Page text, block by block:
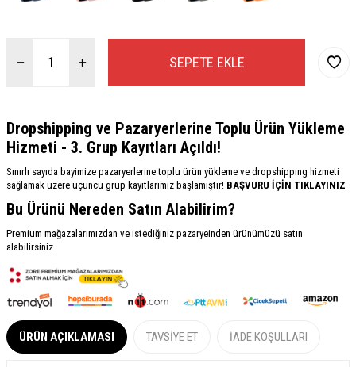
SEPETE EKLE
Dropshipping ve Pazaryerlerine Toplu Ürün Yükleme
Hizmeti - 3. Grup Kayıtları Açıldı!
Sınırlı sayıda bayimize pazaryerlerine toplu ürün yükleme ve dropshipping hizmeti
sağlamak üzere üçüncü grup kayıtlarımız başlamıştır! BAŞVURU İÇİN TIKLAYINIZ
Bu Ürünü Nereden Satın Alabilirim?
Premium mağazalarımızdan ve istediğiniz pazaryeinden ürünümüzü satın
alabilirsiniz.
ÜRÜN AÇIKLAMASI TAVSIYE ET İADE KOŞULLARI